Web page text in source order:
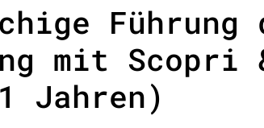
Führung
mit Scopri
Jahren)